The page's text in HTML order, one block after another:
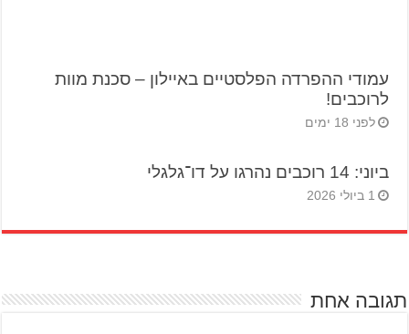
עמודי ההפרדה הפלסטיים באיילון – סכנת מוות
לרוכבים!
לפני 18 ימים
ביוני: 14 רוכבים נהרגו על דו־גלגלי
1 ביולי 2026
תגובה אחת